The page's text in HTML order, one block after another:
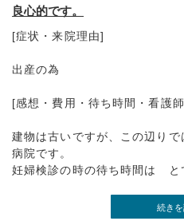
良心的です。
[症状・来院理由]
出産の為
[感想・費用・待ち時間・看護
建物は古いですが、この辺り
病院です。
妊婦検診の時の待ち時間は と
続き